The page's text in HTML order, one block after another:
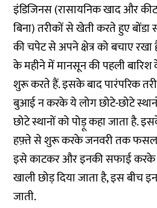
इंडिजिनस (रासायनिक खाद और
बिना) तरीकों से खेती करते हुए
की चपेट से अपने क्षेत्र को बचाए
के महीने में मानसून की पहली
शुरू करते हैं. इसके बाद पारंपरिक
बुआई न करके ये लोग छोटे-छोटे
छोटे स्थानों को पोड़ू कहा जाता है.
हफ़्ते से शुरू करके जनवरी तक फसल
इसे काटकर और इनकी सफाई
खाली छोड़ दिया जाता है, इस बीच
जाती.